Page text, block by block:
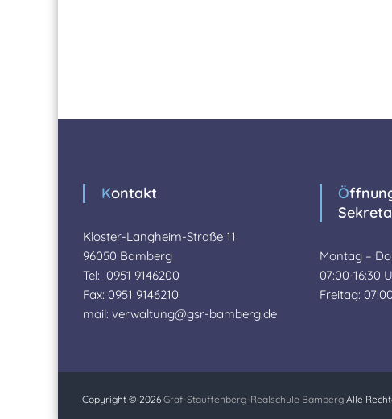
Kontakt
Kloster-Langheim-Straße 11
96050 Bamberg
Tel: 0951 9146200
Fax: 0951 9146210
mail: verwaltung@gsr-bamberg.de
Öffnungszeiten des
Montag –
07:00-16:30
Freitag:
Copyright © 2026 Graf-Stauffenberg-Realschule Bamberg Alle